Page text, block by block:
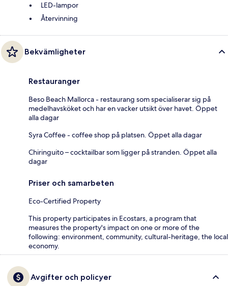
LED-lampor
Återvinning
Bekvämligheter
Restauranger
Beso Beach Mallorca - restaurang som specialiserar sig på
medelhavsköket och har en vacker utsikt över havet. Öppet
alla dagar
Syra Coffee - coffee shop på platsen. Öppet alla dagar
Chiringuito – cocktailbar som ligger på stranden. Öppet alla
dagar
Priser och samarbeten
Eco-Certified Property
This property participates in Ecostars, a program that
measures the property's impact on one or more of the
following: environment, community, cultural-heritage, the local
economy.
Avgifter och policyer